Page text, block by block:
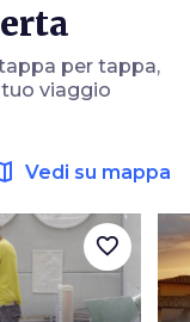
per tappa,
viaggio
Vedi su mappa
favorite_border